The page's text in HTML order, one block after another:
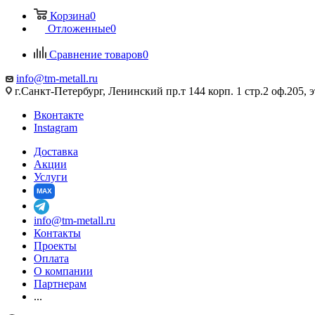
Корзина0
Отложенные0
Сравнение товаров0
info@tm-metall.ru
г.Санкт-Петербург, Ленинский пр.т 144 корп. 1 стр.2 оф.205,
Вконтакте
Instagram
Доставка
Акции
Услуги
MAX
info@tm-metall.ru
Контакты
Проекты
Оплата
О компании
Партнерам
...